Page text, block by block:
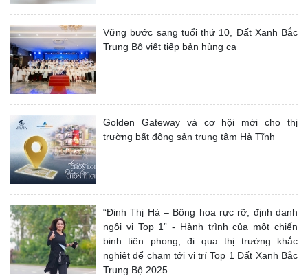
Vững bước sang tuổi thứ 10, Đất Xanh Bắc
Trung Bộ viết tiếp bản hùng ca
Golden Gateway và cơ hội mới cho thị
trường bất động sản trung tâm Hà Tĩnh
“Đinh Thị Hà – Bông hoa rực rỡ, định danh
ngôi vị Top 1” - Hành trình của một chiến
binh tiên phong, đi qua thị trường khắc
nghiệt để chạm tới vị trí Top 1 Đất Xanh Bắc
Trung Bộ 2025